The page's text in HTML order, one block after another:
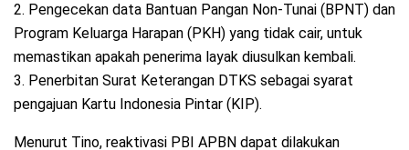
2. Pengecekan data Bantuan Pangan Non-Tunai (BPNT) dan
Program Keluarga Harapan (PKH) yang tidak cair, untuk
memastikan apakah penerima layak diusulkan kembali.
3. Penerbitan Surat Keterangan DTKS sebagai syarat
pengajuan Kartu Indonesia Pintar (KIP).
Menurut Tino, reaktivasi PBI APBN dapat dilakukan